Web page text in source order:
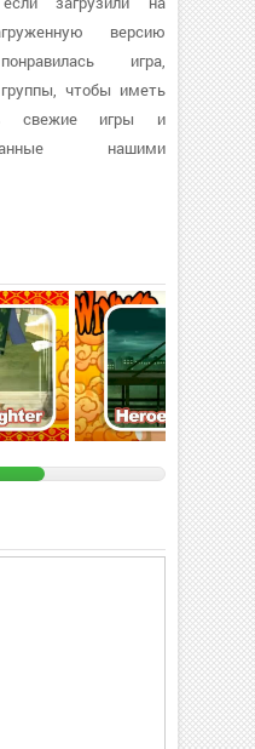
версию
игра,
чтобы иметь
свежие игры и
нашими